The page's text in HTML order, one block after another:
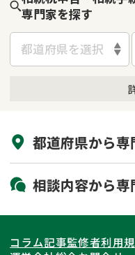
専門家を探す
都道府県を選択
初回相談無料
都道府県から専
北海道・東北
北海道
関東
相談内容から専
相続登記
コラム記事監修者利用